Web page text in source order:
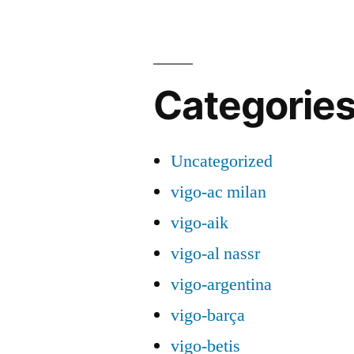
Uncategorized
vigo-ac milan
vigo-aik
vigo-al nassr
vigo-argentina
vigo-barça
vigo-betis